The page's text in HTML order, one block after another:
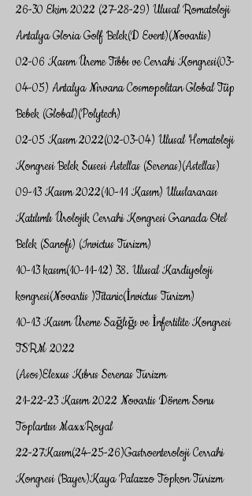
26-30 Ekim2022 (27-28-29) Ulusal Romatoloji
Antalya Gloria Golf Belek(D Event)(Novartis)
02-06 Kasım Üreme Tıbbı ve Cerrahi Kongresi(03-
04-05) Antalya Nirvana Cosmopolitan Global Tüp
Bebek (Global)(Polytech)
02-05 Kasım2022(02-03-04) Ulusal Hematoloji
Kongresi Belek Susesi Astellas (Serenas)(Astellas)
09-13 Kasım2022(10-11 Kasım) Uluslararası
Katılımlı Ürolojik Cerrahi Kongresi Granada Otel
Belek (Sanofi) (Invictus Turizm)
10-13 kasım(10-11-12) 38. Ulusal Kardiyoloji
kongresi(Novartis )Titanic(İnvictus Turizm)
10-13 Kasım Üreme Sağlığı ve İnfertilite Kongresi
TSRM 2022
(Asos)Elexus Kıbrıs Serenas Turizm
21-22-23 Kasım 2022 Novartis Dönem Sonu
Toplantısı MaxxRoyal
22-27Kasım(24-25-26)Gastroenteroloji Cerrahi
Kongresi (Bayer)Kaya Palazzo Topkon Turizm